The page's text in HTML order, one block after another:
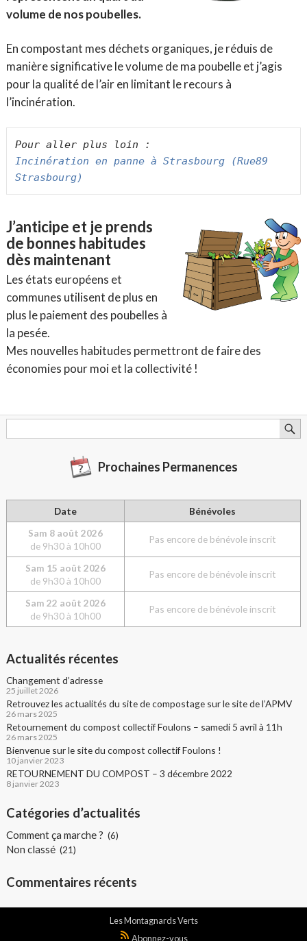
volume de nos poubelles.
En compostant mes déchets organiques, je réduis de
manière significative le volume de ma poubelle et j’agis
pour la qualité de l’air en limitant le recours à
l’incinération.
Incinération en panne à Strasbourg (Rue89
Strasbourg)
J’anticipe et je prends
de bonnes habitudes
dès maintenant
Les états européens et
communes utilisent de plus en
plus le paiement des poubelles à
la pesée.
Mes nouvelles habitudes permettront de faire des
économies pour moi et la collectivité !
Prochaines Permanences
Date
Bénévoles
Sam 8 août 2026
de 9h30 à 10h00
Pas encore de bénévole inscrit
Sam 15 août 2026
de 9h30 à 10h00
Pas encore de bénévole inscrit
Sam 22 août 2026
de 9h30 à 10h00
Pas encore de bénévole inscrit
Actualités récentes
Changement d’adresse
25 juillet 2026
Retrouvez les actualités du site de compostage sur le site de l’APMV
26 mars 2025
Retournement du compost collectif Foulons – samedi 5 avril à 11h
26 mars 2025
Bienvenue sur le site du compost collectif Foulons !
10 janvier 2023
RETOURNEMENT DU COMPOST – 3 décembre 2022
8 janvier 2023
Catégories d’actualités
Comment ça marche ? (6)
Non classé (21)
Commentaires récents
Les Montagnards Verts
Abonnez-vous